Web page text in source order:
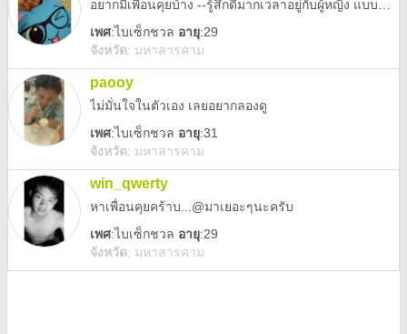
เพศ:ไบเซ็กชวล อายุ:29
จังหวัด: มหาสารคาม
paooy
ไม่มั่นใจในตัวเอง เลยอยากลองดู
เพศ:ไบเซ็กชวล อายุ:31
จังหวัด: มหาสารคาม
win_qwerty
หาเพื่อนคุยคร้าบ...@มาเยอะๆนะครับ
เพศ:ไบเซ็กชวล อายุ:29
จังหวัด: มหาสารคาม